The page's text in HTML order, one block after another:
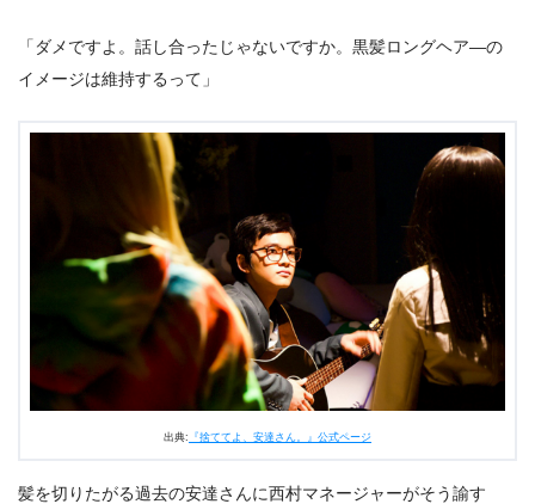
「ダメですよ。話し合ったじゃないですか。黒髪ロングヘア―の
イメージは維持するって」
出典: 『捨ててよ、安達さん。』公式ページ
髪を切りたがる過去の安達さんに西村マネージャーがそう諭す